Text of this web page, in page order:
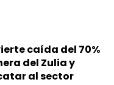
caída del 70%
del Zulia y
al sector